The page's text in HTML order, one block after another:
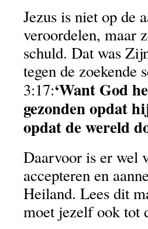
Jezus is niet op de
veroordelen, maar
schuld. Dat was
tegen de zoekende
3:17:‘Want God
gezonden opdat
opdat de wereld
Daarvoor is er wel
accepteren en
Heiland. Lees dit
moet jezelf ook tot